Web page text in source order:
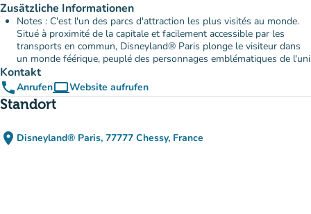
Zusätzliche Informationen
Notes : C'est l'un des parcs d'attraction les plus visités au monde.
Situé à proximité de la capitale et facilement accessible par les
transports en commun, Disneyland® Paris plonge le visiteur dans
un monde féérique, peuplé des personnages emblématiques de l'uni
Kontakt
phoneAnrufencomputerWebsite aufrufen
(new tab)
Standort
place Disneyland® Paris, 77777 Chessy, France
(in Google Maps öffnen)
(new tab)